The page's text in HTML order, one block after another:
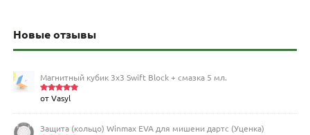
Новые отзывы
Магнитный кубик 3х3 Swift Block + смазка 5 мл.
Оценка
от Vasyl
Защита (кольцо) Winmax EVA для мишени дартс (Уценка)